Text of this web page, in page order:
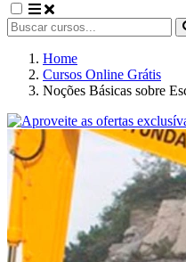
Home
Cursos Online Grátis
Noções Básicas sobre